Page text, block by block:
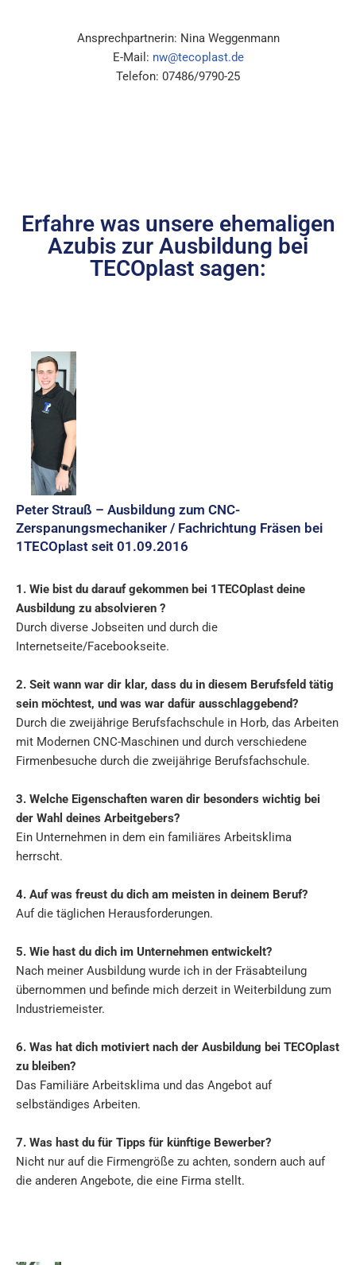
Ansprechpartnerin: Nina Weggenmann
E-Mail: nw@tecoplast.de
Telefon: 07486/9790-25
Erfahre was unsere ehemaligen
Azubis zur Ausbildung bei
TECOplast sagen:
Peter Strauß – Ausbildung zum CNC-
Zerspanungsmechaniker / Fachrichtung Fräsen bei
1TECOplast seit 01.09.2016
1. Wie bist du darauf gekommen bei 1TECOplast deine
Ausbildung zu absolvieren ?
Durch diverse Jobseiten und durch die
Internetseite/Facebookseite.
2. Seit wann war dir klar, dass du in diesem Berufsfeld tätig
sein möchtest, und was war dafür ausschlaggebend?
Durch die zweijährige Berufsfachschule in Horb, das Arbeiten
mit Modernen CNC-Maschinen und durch verschiedene
Firmenbesuche durch die zweijährige Berufsfachschule.
3. Welche Eigenschaften waren dir besonders wichtig bei
der Wahl deines Arbeitgebers?
Ein Unternehmen in dem ein familiäres Arbeitsklima
herrscht.
4. Auf was freust du dich am meisten in deinem Beruf?
Auf die täglichen Herausforderungen.
5. Wie hast du dich im Unternehmen entwickelt?
Nach meiner Ausbildung wurde ich in der Fräsabteilung
übernommen und befinde mich derzeit in Weiterbildung zum
Industriemeister.
6. Was hat dich motiviert nach der Ausbildung bei TECOplast
zu bleiben?
Das Familiäre Arbeitsklima und das Angebot auf
selbständiges Arbeiten.
7. Was hast du für Tipps für künftige Bewerber?
Nicht nur auf die Firmengröße zu achten, sondern auch auf
die anderen Angebote, die eine Firma stellt.